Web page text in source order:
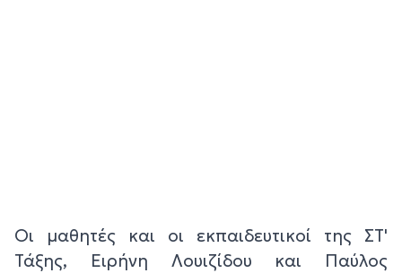
Οι μαθητές και οι εκπαιδευτικοί της ΣΤ'
Τάξης, Ειρήνη Λουιζίδου και Παύλος